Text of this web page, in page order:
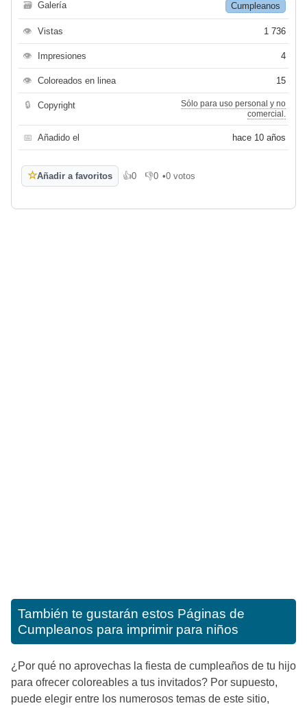
🗃 Galería Cumpleanos
👁 Vistas 1 736
👁 Impresiones 4
👁 Coloreados en linea 15
🔒 Copyright
Sólo para uso personal y no
comercial.
📅 Añadido el hace 10 años
☆Añadir a favoritos 👍0
Me gusta
👎0
No me gusta
•0 votos
También te gustarán estos Páginas de
Cumpleanos para imprimir para niños
¿Por qué no aprovechas la fiesta de cumpleaños de tu hijo
para ofrecer coloreables a tus invitados? Por supuesto,
puede elegir entre los numerosos temas de este sitio,